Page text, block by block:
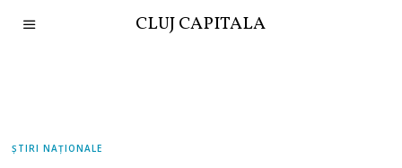
CLUJ CAPITALA
ȘTIRI NAȚIONALE